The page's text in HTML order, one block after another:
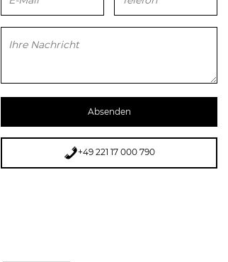
+49 221 17 000 790